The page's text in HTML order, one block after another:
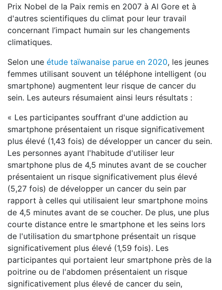
Prix Nobel de la Paix remis en 2007 à Al Gore et à
d'autres scientifiques du climat pour leur travail
concernant l’impact humain sur les changements
climatiques.
Selon une étude taïwanaise parue en 2020, les jeunes
femmes utilisant souvent un téléphone intelligent (ou
smartphone) augmentent leur risque de cancer du
sein. Les auteurs résumaient ainsi leurs résultats :
« Les participantes souffrant d'une addiction au
smartphone présentaient un risque significativement
plus élevé (1,43 fois) de développer un cancer du sein.
Les personnes ayant l'habitude d'utiliser leur
smartphone plus de 4,5 minutes avant de se coucher
présentaient un risque significativement plus élevé
(5,27 fois) de développer un cancer du sein par
rapport à celles qui utilisaient leur smartphone moins
de 4,5 minutes avant de se coucher. De plus, une plus
courte distance entre le smartphone et les seins lors
de l'utilisation du smartphone présentait un risque
significativement plus élevé (1,59 fois). Les
participantes qui portaient leur smartphone près de la
poitrine ou de l'abdomen présentaient un risque
significativement plus élevé de cancer du sein,